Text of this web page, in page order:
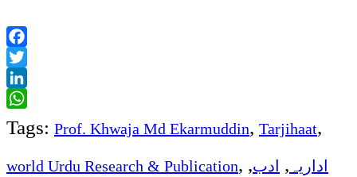
Facebook
Twitter
LinkedIn
WhatsApp
Tags: Prof. Khwaja Md Ekarmuddin, Tarjihaat,
world Urdu Research & Publication, اداریہ , ادب,